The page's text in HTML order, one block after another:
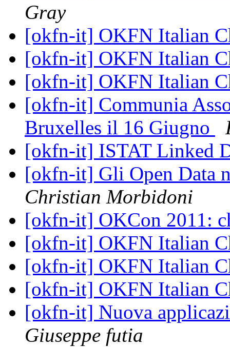
Gray
[okfn-it] OKFN Italian
[okfn-it] OKFN Italian
[okfn-it] OKFN Italian
[okfn-it] Communia
Bruxelles il 16 Giugno
[okfn-it] ISTAT Linked
[okfn-it] Gli Open Data
Christian Morbidoni
[okfn-it] OKCon 2011:
[okfn-it] OKFN Italian
[okfn-it] OKFN Italian
[okfn-it] OKFN Italian
[okfn-it] Nuova
Giuseppe futia